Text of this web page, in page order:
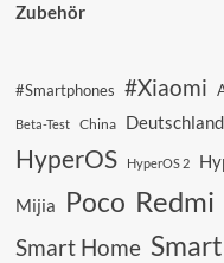
Zubehör
#Smartphones #Xiaomi
Beta-Test China Deutschland
HyperOS HyperOS 2
Mijia Poco Redmi
Smart Home